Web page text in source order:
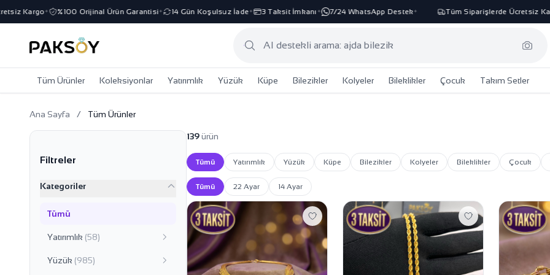
✦ %100 Orijinal Ürün Garantisi✦ 14 Gün Koşulsuz İade ✦ 3 Taksit İmkanı✦ 7/24 WhatsApp Destek✦ Tüm Siparişlerde Ücretsiz Kargo✦
Tüm Ürünler Koleksiyonlar Yatırımlık Yüzük Küpe Bilezikler Kolyeler Bileklikler Çocuk Takım Setler
Ana Sayfa / Tüm Ürünler
Altın Takı & Mücevher Koleksiyonu | Paksoy Kuyumculuk
Filtreler
Kategoriler
Tümü
Yatırımlık (58)
Yüzük (985)
139ürün
Tümü Yatırımlık Yüzük Küpe Bilezikler Kolyeler Bileklikler Çocuk
Tümü 22 Ayar 14 Ayar